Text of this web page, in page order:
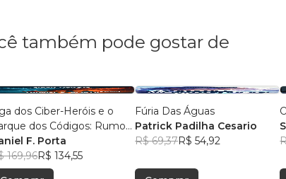
também pode gostar de
dos Ciber-Heróis e o
dos Códigos: Rumo
Desconhecido
F. Porta
169,96R$ 134,55
Fúria Das Águas
Patrick Padilha Cesario
R$ 69,37R$ 54,92